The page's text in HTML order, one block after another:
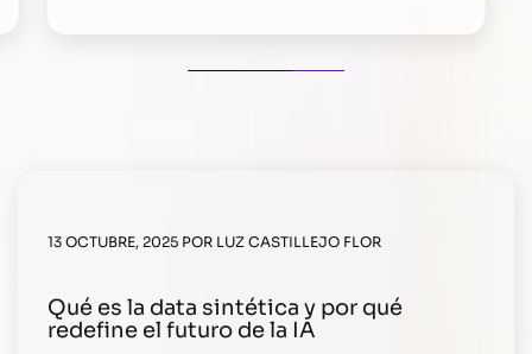
13 OCTUBRE, 2025 POR LUZ CASTILLEJO FLOR
Qué es la data sintética y por qué
redefine el futuro de la IA